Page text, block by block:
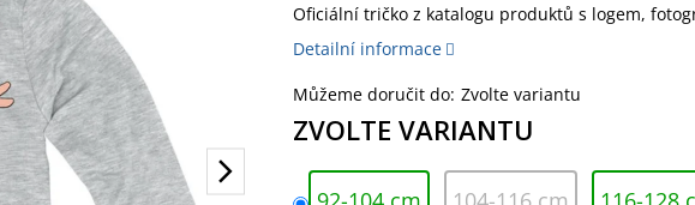
Oficiální tričko z katalogu produktů s logem,
Detailní informace
Můžeme doručit do: Zvolte variantu
ZVOLTE VARIANTU